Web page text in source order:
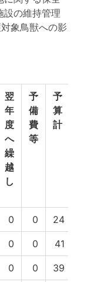
の維持管理
象鳥獣への影
翌
年
度
へ
繰
越
し
予
備
費
等
予
算
計
0 0 24
0 0 41
0 0 39